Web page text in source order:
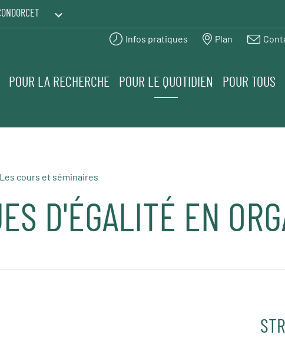
PRINTEMPS DES HUMANITÉS
Infos pratiques Plan
POUR LA RECHERCHE POUR LE QUOTIDIEN POUR TOUS
Les cours et séminaires
D'ÉGALITÉ EN